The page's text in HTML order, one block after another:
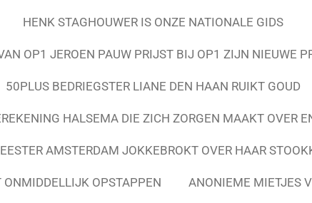
HENK STAGHOUWER IS ONZE NATIONALE GIDS
OP1 JEROEN PAUW PRIJST BIJ OP1 ZIJN NIEUWE
50PLUS BEDRIEGSTER LIANE DEN HAAN RUIKT GOUD
HALSEMA DIE ZICH ZORGEN MAAKT OVER
AMSTERDAM JOKKEBROKT OVER HAAR
OPSTAPPEN ANONIEME MIETJES